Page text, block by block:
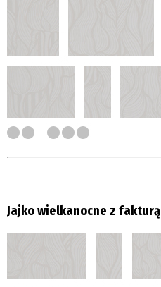
Jajko wielkanocne z fakturą